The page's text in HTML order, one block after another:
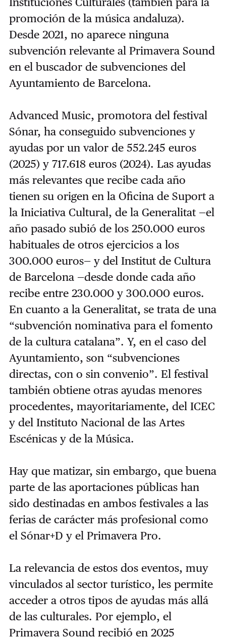
promoción de la música andaluza).
Desde 2021, no aparece ninguna
subvención relevante al Primavera Sound
en el buscador de subvenciones del
Ayuntamiento de Barcelona.
Advanced Music, promotora del festival
Sónar, ha conseguido subvenciones y
ayudas por un valor de 552.245 euros
(2025) y 717.618 euros (2024). Las ayudas
más relevantes que recibe cada año
tienen su origen en la Oficina de Suport a
la Iniciativa Cultural, de la Generalitat —el
año pasado subió de los 250.000 euros
habituales de otros ejercicios a los
300.000 euros— y del Institut de Cultura
de Barcelona —desde donde cada año
recibe entre 230.000 y 300.000 euros.
En cuanto a la Generalitat, se trata de una
“subvención nominativa para el fomento
de la cultura catalana”. Y, en el caso del
Ayuntamiento, son “subvenciones
directas, con o sin convenio”. El festival
también obtiene otras ayudas menores
procedentes, mayoritariamente, del ICEC
y del Instituto Nacional de las Artes
Escénicas y de la Música.
Hay que matizar, sin embargo, que buena
parte de las aportaciones públicas han
sido destinadas en ambos festivales a las
ferias de carácter más profesional como
el Sónar+D y el Primavera Pro.
La relevancia de estos dos eventos, muy
vinculados al sector turístico, les permite
acceder a otros tipos de ayudas más allá
de las culturales. Por ejemplo, el
Primavera Sound recibió en 2025